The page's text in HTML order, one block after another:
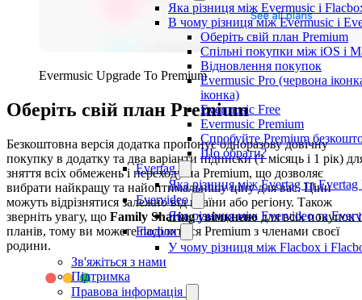
Яка різниця між Evermusic і
В чому різниця між Evermusic і
Оберіть свій план Premium
Спільні покупки між iOS і
Відновлення покупок
Evermusic Pro (червона
іконка)
Evermusic Free
Evermusic Premium
Спробуйте Premium
Що обрати?
Evertag
Яка різниця між Evertag та Evertag
Evervideo
Яка різниця між Evervideo та
Flacbox
У чому різниця між Flacbox і
Зв'яжіться з нами
Підтримка
Правова інформація
Evermusic Upgrade To Premium
Оберіть свій план Premium
Безкоштовна версія додатка пропонує одноразову довічну
покупку в додатку та два варіанти підписки (1 місяць і 1 рік)
зняття всіх обмежень і переходу на Premium, що дозволяє
вибрати найкращу та найоптимальнішу ціну для вас. Ціни
можуть відрізнятися залежно від країни або регіону. Також
зверніть увагу, що Family Sharing увімкнено для всіх покупок і
планів, тому ви можете поділитися Premium з членами своєї
родини.